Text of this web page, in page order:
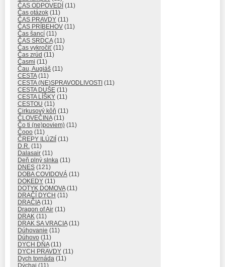
ČAS ODPOVEDÍ (11)
Čas otázok (11)
ČAS PRAVDY (11)
ČAS PRÍBEHOV (11)
Čas šancí (11)
ČAS SRDCA(11)
Čas vykročiť (11)
Čas zrúd (11)
Časmi (11)
Čau, Augiáš (11)
CESTA(11)
CESTA (NE)SPRAVODLIVOSTI (11)
CESTA DUŠE (11)
CESTA LÍŠKY (11)
CESTOU (11)
Cirkusový kôň (11)
ČLOVEČINA(11)
Čo ti (ne)poviem) (11)
Čooo (11)
ČREPY ILÚZIÍ
(11)
D.R. (11)
Dalasair (11)
Deň plný slnka (11)
DNES (121)
DOBA COVIDOVÁ (11)
DOKEDY (11)
DOTYK DOMOVA(11)
DRAČÍ DYCH (11)
DRAČIA(11)
Dragon of Air (11)
DRAK (11)
DRAK SA VRACIA(11)
Dúhovanie (11)
Dúhovo (11)
DYCH DŇA(11)
DYCH PRAVDY (11)
Dych tornáda (11)